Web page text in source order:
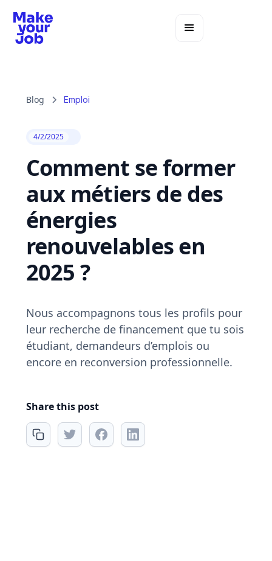
Blog Emploi
4/2/2025
Comment se former
aux métiers de des
énergies
renouvelables en
2025 ?
Nous accompagnons tous les profils pour
leur recherche de financement que tu sois
étudiant, demandeurs d’emplois ou
encore en reconversion professionnelle.
Share this post